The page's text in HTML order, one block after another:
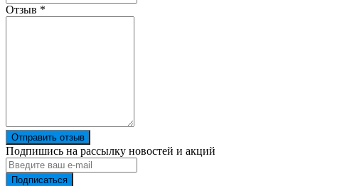
Отзыв *
Отправить отзыв
Подпишись на рассылку новостей и акций